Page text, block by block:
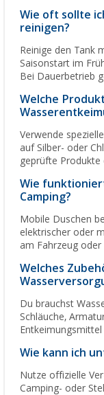
Wie oft sollte
reinigen?
Reinige den Tank
Saisonstart im
Bei Dauerbetrieb
Welche
Verwende
auf Silber- oder
geprüfte Produkte
Wie
Camping?
Mobile Duschen
elektrischer oder
am Fahrzeug
Welches
Du brauchst
Schläuche,
Wie kann ich
Nutze offizielle
Camping- oder